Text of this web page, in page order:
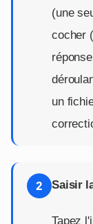
(une
cocher
un
2 Saisir
Tapez